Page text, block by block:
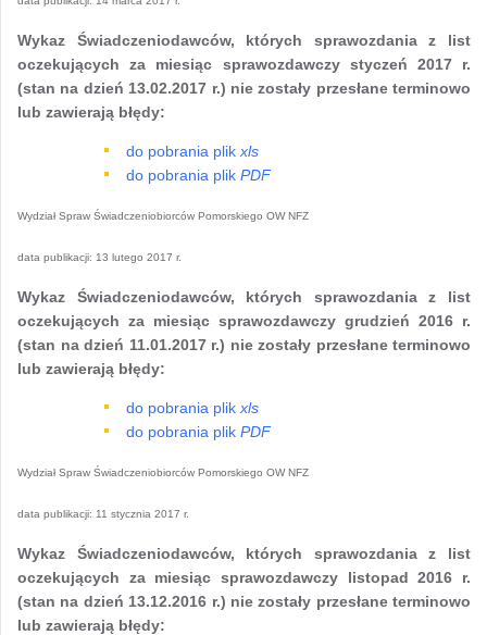
Wykaz Świadczeniodawców, których sprawozdania z list
oczekujących za miesiąc sprawozdawczy styczeń 2017 r.
(stan na dzień 13.02.2017 r.) nie zostały przesłane terminowo
lub zawierają błędy:
do pobrania plik xls
do pobrania plik PDF
Wydział Spraw Świadczeniobiorców Pomorskiego OW NFZ
data publikacji: 13 lutego 2017 r.
Wykaz Świadczeniodawców, których sprawozdania z list
oczekujących za miesiąc sprawozdawczy grudzień 2016 r.
(stan na dzień 11.01.2017 r.) nie zostały przesłane terminowo
lub zawierają błędy:
do pobrania plik xls
do pobrania plik PDF
Wydział Spraw Świadczeniobiorców Pomorskiego OW NFZ
data publikacji: 11 stycznia 2017 r.
Wykaz Świadczeniodawców, których sprawozdania z list
oczekujących za miesiąc sprawozdawczy listopad 2016 r.
(stan na dzień 13.12.2016 r.) nie zostały przesłane terminowo
lub zawierają błędy: